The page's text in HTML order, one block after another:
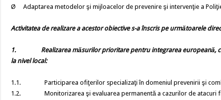
Ø Adaptarea metodelor şi mijloacelor de prevenire şi intervenţie a
Activitatea de realizare a acestor obiective s-a înscris pe următoarele
1. Realizarea măsurilor prioritare pentru integrarea europeană,
la nivel local:
1.1. Participarea ofiţerilor specializaţi în domeniul prevenirii şi
1.2. Monitorizarea şi evaluarea permanentă a cazurilor de atacuri